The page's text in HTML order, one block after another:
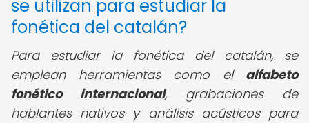
se utilizan para estudiar la
fonética del catalán?
Para estudiar la fonética del catalán, se
emplean herramientas como el alfabeto
fonético internacional, grabaciones de
hablantes nativos y análisis acústicos para